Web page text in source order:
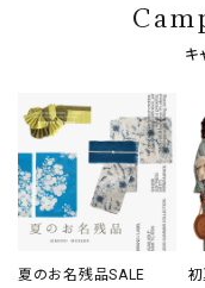
キ
夏のお名残品SALE